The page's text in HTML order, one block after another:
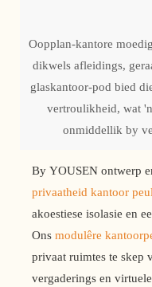
Oopplan-kantore
dikwels afleidings,
glaskantoor-pod bied
vertroulikheid, wat
onmiddellik by
By YOUSEN ontwerp
privaatheid kantoor
akoestiese isolasie en
Ons modulêre
privaat ruimtes te skep
vergaderings en